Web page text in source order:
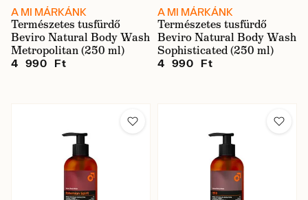
Raktáron
A MI MÁRKÁNK
Természetes tusfürdő
Beviro Natural Body Wash
Metropolitan (250 ml)
4 990 Ft
A MI MÁRKÁNK
Természetes tusfürdő
Beviro Natural Body Wash
Sophisticated (250 ml)
4 990 Ft